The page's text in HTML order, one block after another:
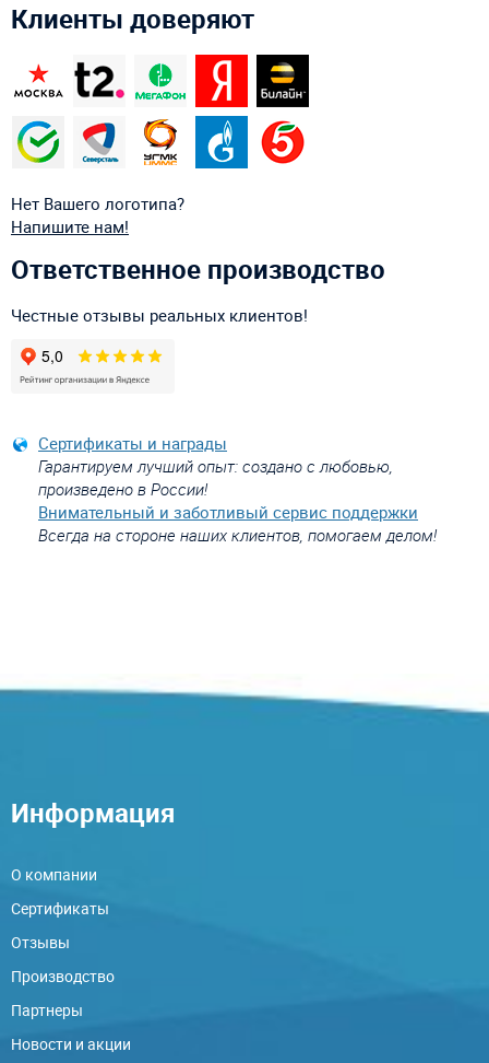
Клиенты доверяют
Нет Вашего логотипа?
Напишите нам!
Ответственное производство
Честные отзывы реальных клиентов!
Сертификаты и награды
Гарантируем лучший опыт: создано с любовью,
произведено в России!
Внимательный и заботливый сервис поддержки
Всегда на стороне наших клиентов, помогаем делом!
Информация
О компании
Сертификаты
Отзывы
Производство
Партнеры
Новости и акции